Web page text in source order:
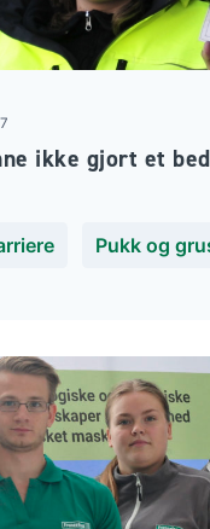
ikke gjort et
Pukk og